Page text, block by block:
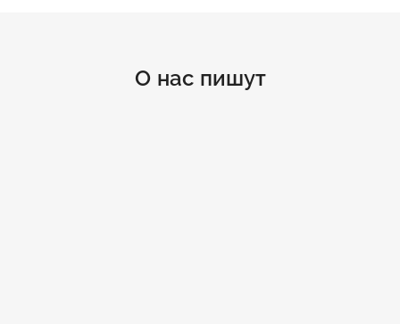
О нас пишут